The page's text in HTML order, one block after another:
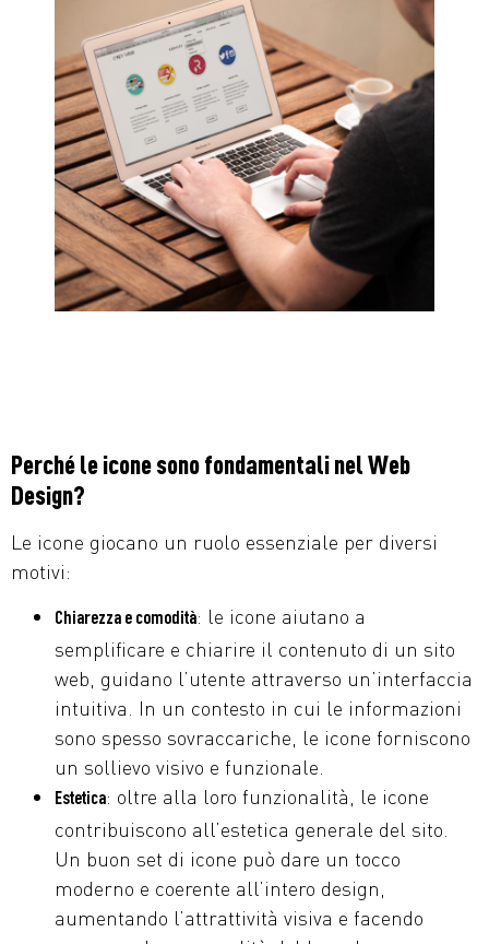
Perché le icone sono fondamentali nel Web
Design?
Le icone giocano un ruolo essenziale per diversi
motivi:
Chiarezza e comodità: le icone aiutano a
semplificare e chiarire il contenuto di un sito
web, guidano l’utente attraverso un’interfaccia
intuitiva. In un contesto in cui le informazioni
sono spesso sovraccariche, le icone forniscono
un sollievo visivo e funzionale.
Estetica: oltre alla loro funzionalità, le icone
contribuiscono all’estetica generale del sito.
Un buon set di icone può dare un tocco
moderno e coerente all’intero design,
aumentando l’attrattività visiva e facendo